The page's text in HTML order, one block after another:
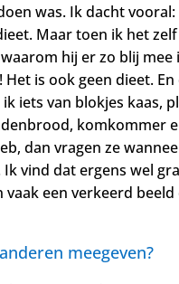
was. Ik dacht
Maar toen ik het
hij er zo blij mee
Het is ook geen dieet.
iets van blokjes kaas,
komkommer
dan vragen ze
Ik vind dat ergens wel
vaak een verkeerd beeld
meegeven?